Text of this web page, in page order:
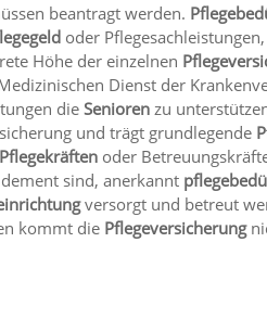
beantragt werden.
oder
Höhe der einzelnen
Dienst der
dieSenioren zu
und trägt grundlegende
Pflegekräften oder
sind, anerkannt
versorgt und betreut
kommt die Pflegeversicherung